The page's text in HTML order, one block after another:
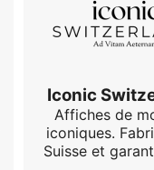
Iconic
Affiches de
iconiques.
Suisse et